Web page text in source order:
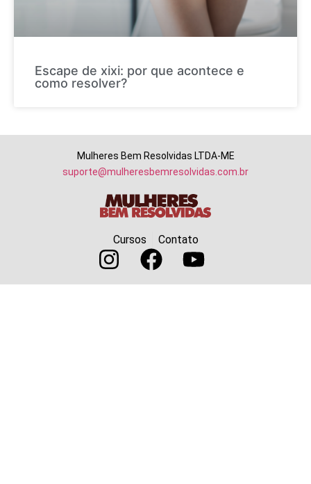
Escape de xixi: por que acontece e
como resolver?
Mulheres Bem Resolvidas LTDA-ME
suporte@mulheresbemresolvidas.com.br
Cursos Contato